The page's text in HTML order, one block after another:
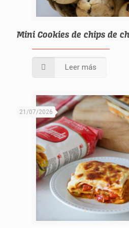
Mini Cookies de chips de
Leer más
21/07/2026